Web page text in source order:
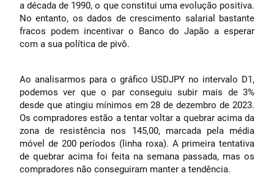
a década de 1990, o que constitui uma evolução positiva.
No entanto, os dados de crescimento salarial bastante
fracos podem incentivar o Banco do Japão a esperar
com a sua política de pivô.
Ao analisarmos para o gráfico USDJPY no intervalo D1,
podemos ver que o par conseguiu subir mais de 3%
desde que atingiu mínimos em 28 de dezembro de 2023.
Os compradores estão a tentar voltar a quebrar acima da
zona de resistência nos 145,00, marcada pela média
móvel de 200 períodos (linha roxa). A primeira tentativa
de quebrar acima foi feita na semana passada, mas os
compradores não conseguiram manter a tendência.